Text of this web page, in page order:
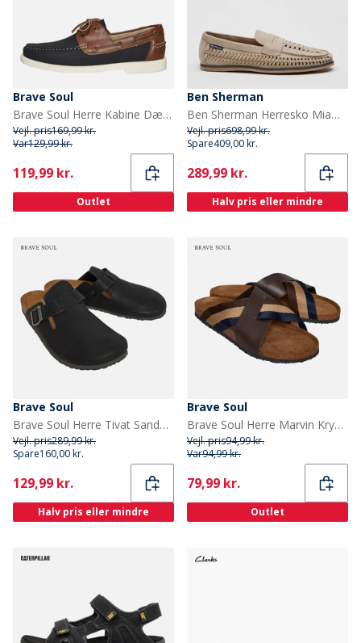
Brave Soul
Brave Soul Herre Kabine Dæk Sko Navy/Tan
Vejl. pris169,99 kr.
Var129,99 kr.
Current
119,99 kr.
Outlet
Ben Sherman
Ben Sherman Herresko Miami vævede dæksko Sand
Vejl. pris698,99 kr.
Spare409,00 kr.
Current
289,99 kr.
Halv pris eller mindre
Brave Soul
Brave Soul Herre Tivat Sandaler Sort
Vejl. pris289,99 kr.
Spare160,00 kr.
Current
129,99 kr.
Halv pris eller mindre
Brave Soul
Brave Soul Herre Marvin Krydsrem Sandaler Brun/Navy/Sand
Vejl. pris94,99 kr.
Var94,99 kr.
Current
79,99 kr.
Outlet